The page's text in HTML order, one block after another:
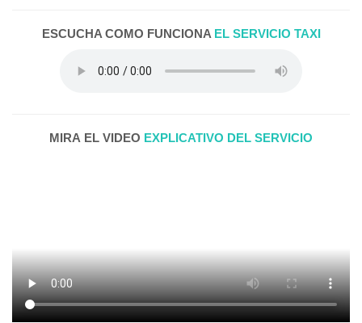
ESCUCHA COMO FUNCIONAEL SERVICIO TAXI
MIRA EL VIDEO EXPLICATIVO DEL SERVICIO